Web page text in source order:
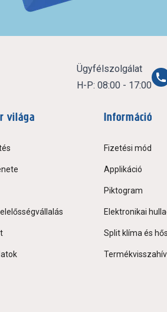
Ügyfélszolgálat
H-P: 08:00 - 17:00
világa Információ
Fizetési mód
Applikáció
Piktogram
Elektronikai
Split klíma és